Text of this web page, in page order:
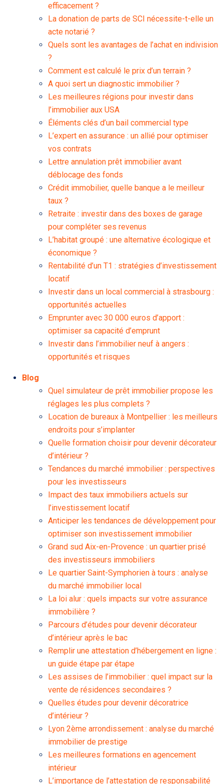
efficacement ?
La donation de parts de SCI nécessite-t-elle un
acte notarié ?
Quels sont les avantages de l’achat en indivision
?
Comment est calculé le prix d’un terrain ?
A quoi sert un diagnostic immobilier ?
Les meilleures régions pour investir dans
l’immobilier aux USA
Éléments clés d’un bail commercial type
L’expert en assurance : un allié pour optimiser
vos contrats
Lettre annulation prêt immobilier avant
déblocage des fonds
Crédit immobilier, quelle banque a le meilleur
taux ?
Retraite : investir dans des boxes de garage
pour compléter ses revenus
L’habitat groupé : une alternative écologique et
économique ?
Rentabilité d’un T1 : stratégies d’investissement
locatif
Investir dans un local commercial à strasbourg :
opportunités actuelles
Emprunter avec 30 000 euros d’apport :
optimiser sa capacité d’emprunt
Investir dans l’immobilier neuf à angers :
opportunités et risques
Blog
Quel simulateur de prêt immobilier propose les
réglages les plus complets ?
Location de bureaux à Montpellier : les meilleurs
endroits pour s’implanter
Quelle formation choisir pour devenir décorateur
d’intérieur ?
Tendances du marché immobilier : perspectives
pour les investisseurs
Impact des taux immobiliers actuels sur
l’investissement locatif
Anticiper les tendances de développement pour
optimiser son investissement immobilier
Grand sud Aix-en-Provence : un quartier prisé
des investisseurs immobiliers
Le quartier Saint-Symphorien à tours : analyse
du marché immobilier local
La loi alur : quels impacts sur votre assurance
immobilière ?
Parcours d’études pour devenir décorateur
d’intérieur après le bac
Remplir une attestation d’hébergement en ligne :
un guide étape par étape
Les assises de l’immobilier : quel impact sur la
vente de résidences secondaires ?
Quelles études pour devenir décoratrice
d’intérieur ?
Lyon 2ème arrondissement : analyse du marché
immobilier de prestige
Les meilleures formations en agencement
intérieur
L’importance de l’attestation de responsabilité